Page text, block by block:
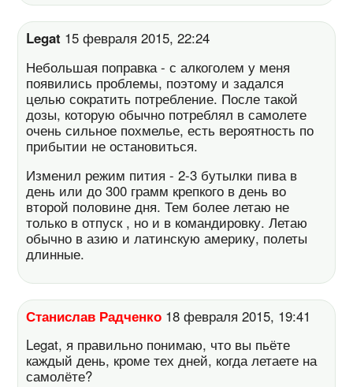
Legat 15 февраля 2015, 22:24
Небольшая поправка - с алкоголем у меня
появились проблемы, поэтому и задался
целью сократить потребление. После такой
дозы, которую обычно потреблял в самолете
очень сильное похмелье, есть вероятность по
прибытии не остановиться.
Изменил режим пития - 2-3 бутылки пива в
день или до 300 грамм крепкого в день во
второй половине дня. Тем более летаю не
только в отпуск , но и в командировку. Летаю
обычно в азию и латинскую америку, полеты
длинные.
Станислав Радченко 18 февраля 2015, 19:41
Legat, я правильно понимаю, что вы пьёте
каждый день, кроме тех дней, когда летаете на
самолёте?